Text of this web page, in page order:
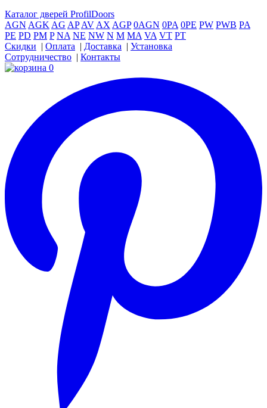
Каталог дверей ProfilDoors
AGN AGKAG APAVAXAGP 0AGN 0PA 0PE PW PWB PA
PE PD PM P NA NE NW N M MA VA VT PT
Скидки
Оплата Доставка
Установка
Сотрудничество
Контакты
0